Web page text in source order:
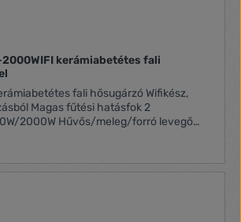
2000WIFI kerámiabetétes fali
hatásfok 2
meleg/forró levegő
Időzíthető bekapcsolási mód Állítható